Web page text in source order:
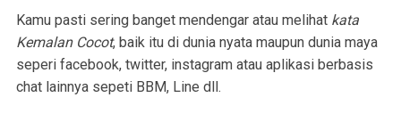
Kamu pasti sering banget mendengar atau melihat kata
Kemalan Cocot, baik itu di dunia nyata maupun dunia maya
seperi facebook, twitter, instagram atau aplikasi berbasis
chat lainnya sepeti BBM, Line dll.